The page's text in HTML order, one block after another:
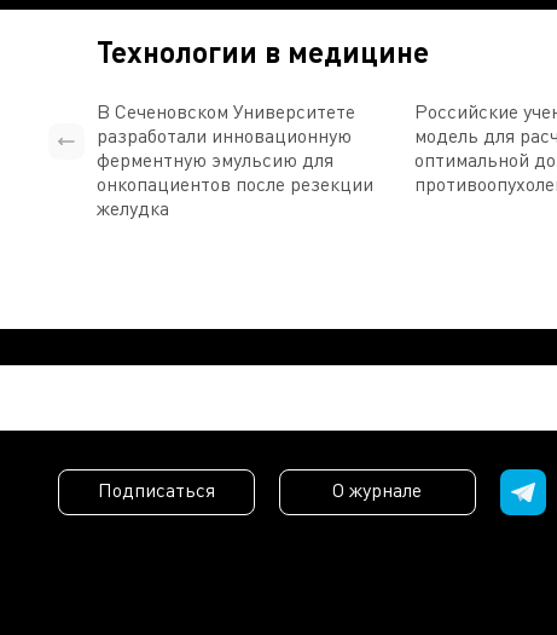
Технологии в медицине
В Сеченовском Университете
разработали инновационную
ферментную эмульсию для
онкопациентов после резекции
желудка
Российские
модель для
оптимальной
Подписаться О журнале